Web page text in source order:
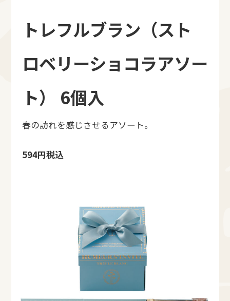
トレフルブラン（スト
ロベリーショコラアソー
ト） 6個入
春の訪れを感じさせるアソート。
594円税込